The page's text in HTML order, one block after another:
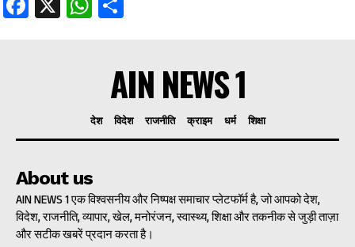
AIN NEWS 1
देश विदेश राजनीति क्राइम धर्म शिक्षा
About us
AIN NEWS 1 एक विश्वसनीय और निष्पक्ष समाचार प्लेटफॉर्म है, जो आपको देश,
विदेश, राजनीति, व्यापार, खेल, मनोरंजन, स्वास्थ्य, शिक्षा और तकनीक से जुड़ी ताज़ा
और सटीक खबरें प्रदान करता है।